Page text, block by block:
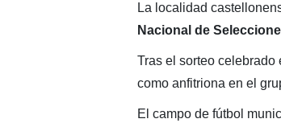
La localidad
Nacional de
Tras el sorteo celebrado
como anfitriona en el
El campo de fútbol